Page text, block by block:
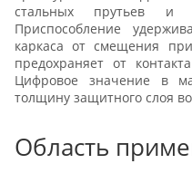
стальных прутьев и
Приспособление
каркаса от смещения
предохраняет от
Цифровое значение в
толщину защитного слоя
Область